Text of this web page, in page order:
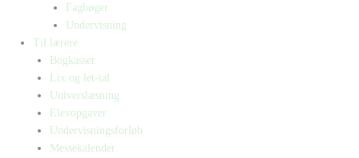
Fagbøger
Undervisning
Til lærere
Bogkasser
Lix og let-tal
Universlæsning
Elevopgaver
Undervisningsforløb
Messekalender